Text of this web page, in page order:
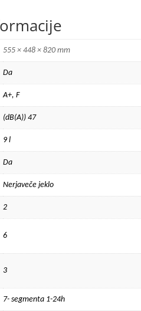
555 × 448 × 820 mm
Da
A+, F
(dB(A)) 47
9 l
Da
Nerjaveče jeklo
2
6
3
7- segmenta 1-24h